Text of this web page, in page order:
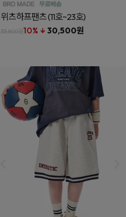
위츠하프팬츠(11호~23호)
33,800원10% ↓ 30,500원